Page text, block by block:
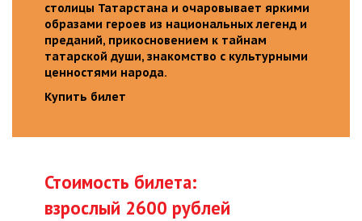
столицы Татарстана и очаровывает яркими
образами героев из национальных легенд и
преданий, прикосновением к тайнам
татарской души, знакомство с культурными
ценностями народа.
Купить билет
Стоимость билета:
взрослый 2600 рублей